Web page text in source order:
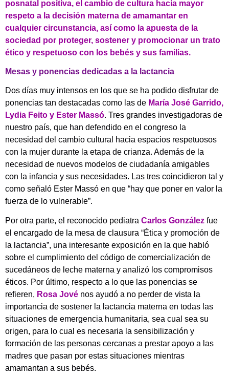
posnatal positiva, el cambio de cultura hacia mayor
respeto a la decisión materna de amamantar en
cualquier circunstancia, así como la apuesta de la
sociedad por proteger, sostener y promocionar un trato
ético y respetuoso con los bebés y sus familias.
Mesas y ponencias dedicadas a la lactancia
Dos días muy intensos en los que se ha podido disfrutar de
ponencias tan destacadas como las de María José Garrido,
Lydia Feito y Ester Massó. Tres grandes investigadoras de
nuestro país, que han defendido en el congreso la
necesidad del cambio cultural hacia espacios respetuosos
con la mujer durante la etapa de crianza. Además de la
necesidad de nuevos modelos de ciudadanía amigables
con la infancia y sus necesidades. Las tres coincidieron tal y
como señaló Ester Massó en que “hay que poner en valor la
fuerza de lo vulnerable”.
Por otra parte, el reconocido pediatra Carlos González fue
el encargado de la mesa de clausura “Ética y promoción de
la lactancia”, una interesante exposición en la que habló
sobre el cumplimiento del código de comercialización de
sucedáneos de leche materna y analizó los compromisos
éticos. Por último, respecto a lo que las ponencias se
refieren, Rosa Jové nos ayudó a no perder de vista la
importancia de sostener la lactancia materna en todas las
situaciones de emergencia humanitaria, sea cual sea su
origen, para lo cual es necesaria la sensibilización y
formación de las personas cercanas a prestar apoyo a las
madres que pasan por estas situaciones mientras
amamantan a sus bebés.